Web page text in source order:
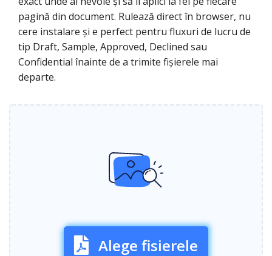
pagină din document. Rulează direct în browser, nu
cere instalare și e perfect pentru fluxuri de lucru de
tip Draft, Sample, Approved, Declined sau
Confidential înainte de a trimite fișierele mai
departe.
Alege fisierele